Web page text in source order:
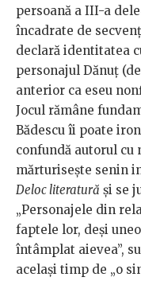
persoană a III-a
încadrate de
declară identitatea
personajul Dănuț
anterior ca eseu
Jocul rămâne
Bădescu îi poate
confundă autorul cu
mărturisește senin
Deloc literatură și se
„Personajele din
faptele lor, deși
întâmplat aievea”,
același timp de „o